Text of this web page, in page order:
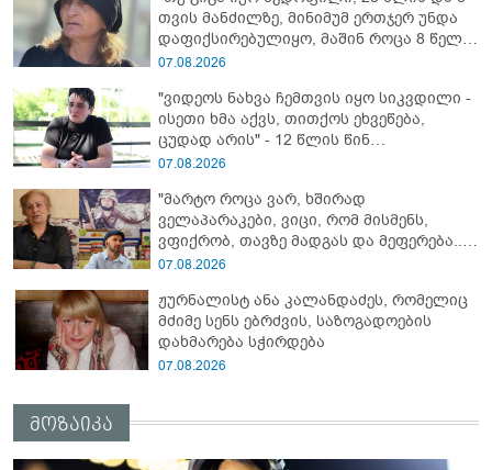
თვის მანძილზე, მინიმუმ ერთჯერ უნდა
დაფიქსირებულიყო, მაშინ როცა 8 წელი
ამზადებდა მოსწავლეებს! - იპოვონ ერთი
ავიწროებდა” - ეკა კუპატაძე
07.08.2026
"ვიდეოს ნახვა ჩემთვის იყო სიკვდილი -
ისეთი ხმა აქვს, თითქოს ეხვეწება,
ცუდად არის" - 12 წლის წინ
გაუჩინარებული ბიჭის დედა
კომენტარს აკეთებს
07.08.2026
"მარტო როცა ვარ, ხშირად
ველაპარაკები, ვიცი, რომ მისმენს,
ვფიქრობ, თავზე მადგას და მეფერება...“
- გიორგი კეკელიძე გმირი ანწუხელიძის
მონათხრობს აქვეყნებს
07.08.2026
ჟურნალისტ ანა კალანდაძეს, რომელიც
მძიმე სენს ებრძვის, საზოგადოების
დახმარება სჭირდება
07.08.2026
მოზაიკა